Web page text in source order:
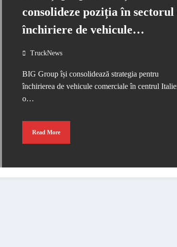
consolideze poziția în sectorul
închiriere de vehicule
comerciale
TruckNews
BIG Group își consolidează strategia pentru
închirierea de vehicule comerciale în centrul
o…
Read More